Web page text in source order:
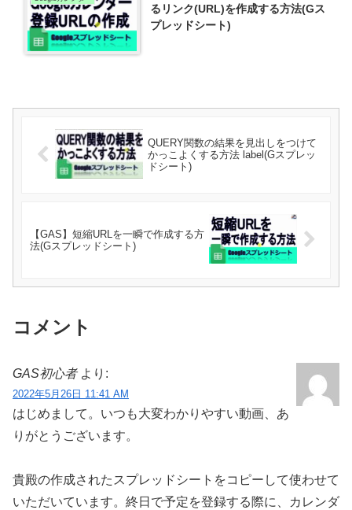
るリンク(URL)を作成する方法(Gス
プレッドシート)
QUERY関数の結果を見出しをつけて
かっこよくする方法 label(Gスプレッ
ドシート)
【GAS】短縮URLを一瞬で作成する方
法(Gスプレッドシート)
コメント
GAS初心者 より:
2022年5月26日 11:41 AM
はじめまして。いつも大変わかりやすい動画、あ
りがとうございます。
貴殿の作成されたスプレッドシートをコピーして使わせて
いただいています。終日で予定を登録する際に、カレンダ